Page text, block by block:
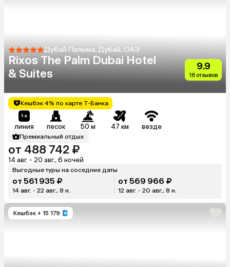
Дубай Пальма, Дубай, ОАЭ
Rixos The Palm Dubai Hotel
& Suites
9.9
16 отзывов
Кешбэк 4% по карте Т-Банка
линия песок 50 м 47 км везде
Премиальный отдых
от 488 742 ₽
14 авг. - 20 авг., 6 ночей
Выгодные туры на соседние даты
от 561 935 ₽
14 авг. - 22 авг., 8 н.
от 569 966 ₽
12 авг. - 20 авг., 8 н.
Кешбэк + 15 179